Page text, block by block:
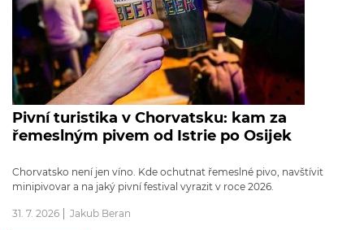
Pivní turistika v Chorvatsku: kam za
řemeslným pivem od Istrie po Osijek
Chorvatsko není jen víno. Kde ochutnat řemeslné pivo, navštívit
minipivovar a na jaký pivní festival vyrazit v roce 2026.
31. 7. 2026 Jakub Beran